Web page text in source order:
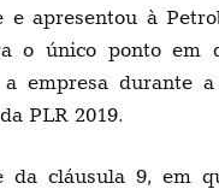
e apresentou à
o único ponto em
empresa durante a
PLR 2019.
da cláusula 9, em